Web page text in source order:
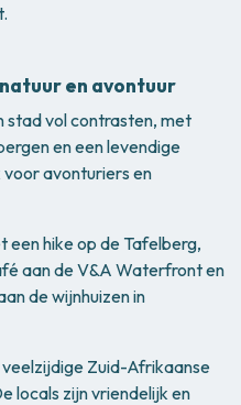
en avontuur
stad vol contrasten, met
en een levendige
avonturiers en
een hike op de Tafelberg,
aan de V&A Waterfront en
de wijnhuizen in
Zuid-Afrikaanse
locals zijn vriendelijk en